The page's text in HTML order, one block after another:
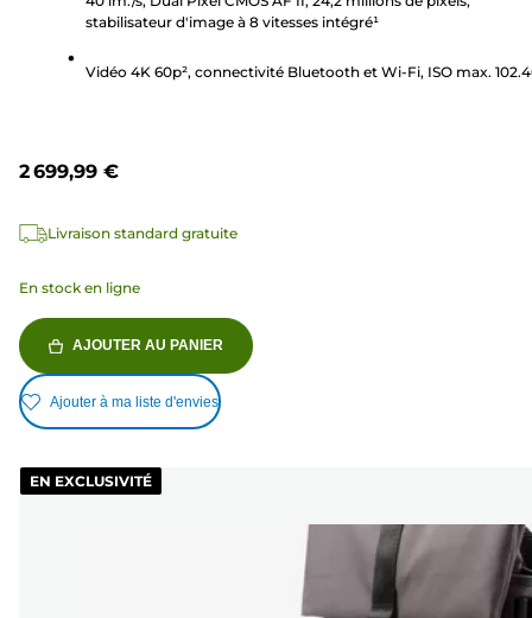
stabilisateur d'image à 8 vitesses intégré¹
Vidéo 4K 60p², connectivité Bluetooth et Wi-Fi, ISO max.
2 699,99 €
Livraison standard gratuite
En stock en ligne
AJOUTER AU PANIER
Ajouter à ma liste d'envies
EN EXCLUSIVITÉ